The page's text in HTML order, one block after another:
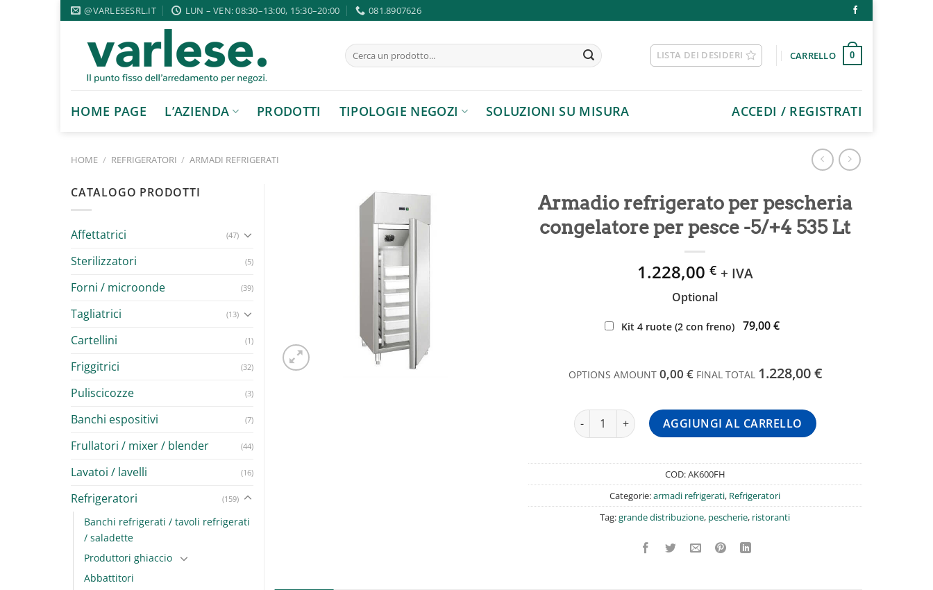
Salta
ai
contenuti
@VARLESESRL.IT LUN – VEN: 08:30–13:00, 15:30–20:00 081.8907626
Cerca: LISTA DEI DESIDERI CARRELLO 0
HOME PAGE L’AZIENDA PRODOTTI TIPOLOGIE NEGOZI SOLUZIONI SU MISURA ACCEDI / REGISTRATI
HOME / REFRIGERATORI / ARMADI REFRIGERATI
CATALOGO PRODOTTI
Affettatrici (47)
Sterilizzatori (5)
Forni / microonde (39)
Tagliatrici (13)
Cartellini (1)
Friggitrici (32)
Puliscicozze (3)
Banchi espositivi (7)
Frullatori / mixer / blender (44)
Lavatoi / lavelli (16)
Refrigeratori (159)
Banchi refrigerati / tavoli refrigerati
/ saladette
Produttori ghiaccio
Abbattitori
Armadio refrigerato per pescheria
congelatore per pesce -5/+4 535 Lt
1.228,00 € + IVA
Optional
Kit 4 ruote (2 con freno) 79,00 €
OPTIONS AMOUNT 0,00 € FINAL TOTAL 1.228,00 €
Armadio refrigerato per pescheria congelatore per pesce -5/+4 535 Lt
AGGIUNGI AL CARRELLO
COD:AK600FH
Categorie:armadi refrigerati, Refrigeratori
Tag:grande distribuzione, pescherie, ristoranti